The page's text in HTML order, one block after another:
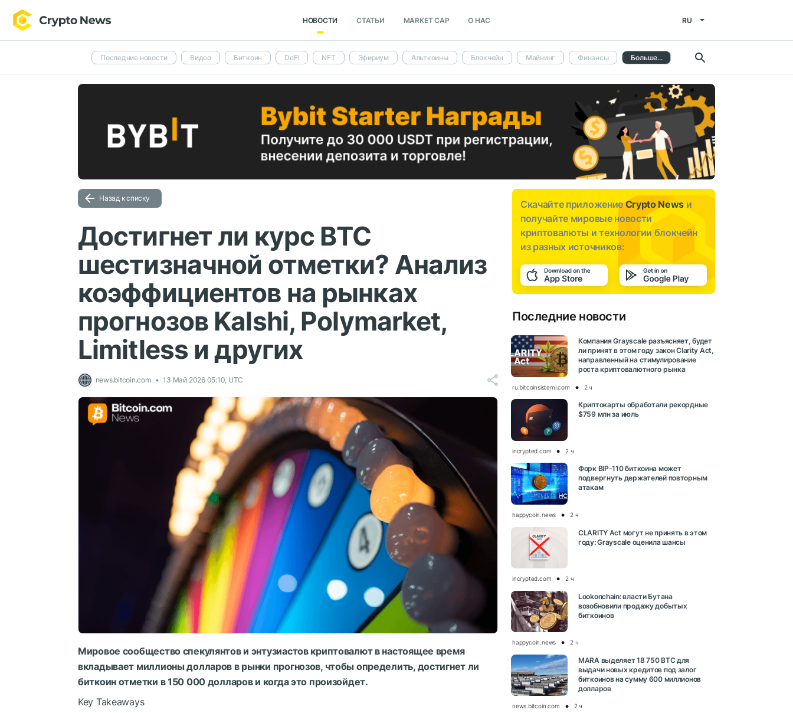
НОВОСТИ СТАТЬИ MARKET CAP О НАС RU
Последние новости Видео Биткоин DeFi NFT Эфириум Альткоины Блокчейн Майнинг Финансы Больше...
Назад к списку
Достигнет ли курс BTC
шестизначной отметки? Анализ
коэффициентов на рынках
прогнозов Kalshi, Polymarket,
Limitless и других
news.bitcoin.com 13 Май 2026 05:10, UTC
Мировое сообщество спекулянтов и энтузиастов криптовалют в настоящее время
вкладывает миллионы долларов в рынки прогнозов, чтобы определить, достигнет ли
биткоин отметки в 150 000 долларов и когда это произойдет.
Key Takeaways
Скачайте приложениеCrypto News и
получайте мировые новости
криптовалюты и технологии блокчейн
из разных источников:
Последние новости
Компания Grayscale разъясняет, будет
ли принят в этом году закон Clarity Act,
направленный на стимулирование
роста криптовалютного рынка
ru.bitcoinsistemi.com 2 ч
Криптокарты обработали рекордные
$759 млн за июль
incrypted.com 2 ч
Форк BIP-110 биткоина может
подвергнуть держателей повторным
атакам
happycoin.news 2 ч
CLARITY Act могут не принять в этом
году: Grayscale оценила шансы
incrypted.com 2 ч
Lookonchain: власти Бутана
возобновили продажу добытых
биткоинов
happycoin.news 2 ч
MARA выделяет 18 750 BTC для
выдачи новых кредитов под залог
биткоинов на сумму 600 миллионов
долларов
news.bitcoin.com 2 ч